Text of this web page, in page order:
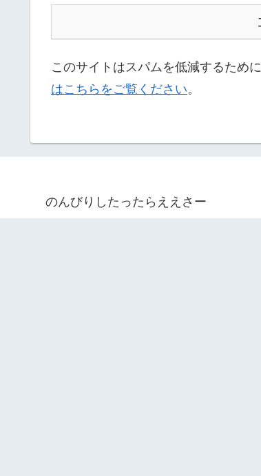
このサイトはスパムを低減するため
はこちらをご覧ください。
のんびりしたったらええさー